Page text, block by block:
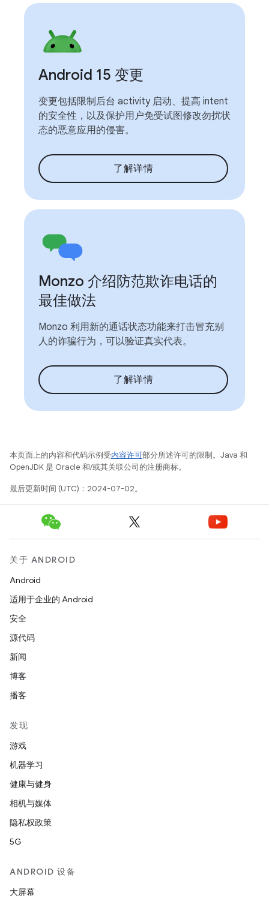
Android 15 变更
变更包括限制后台 activity 启动、提高 intent
的安全性，以及保护用户免受试图修改勿扰状
态的恶意应用的侵害。
了解详情
Monzo 介绍防范欺诈电话的
最佳做法
Monzo 利用新的通话状态功能来打击冒充别
人的诈骗行为，可以验证真实代表。
了解详情
本页面上的内容和代码示例受内容许可部分所述许可的限制。Java 和
OpenJDK 是 Oracle 和/或其关联公司的注册商标。
最后更新时间 (UTC)：2024-07-02。
关于 ANDROID
Android
适用于企业的 Android
安全
源代码
新闻
博客
播客
发现
游戏
机器学习
健康与健身
相机与媒体
隐私权政策
5G
ANDROID 设备
大屏幕